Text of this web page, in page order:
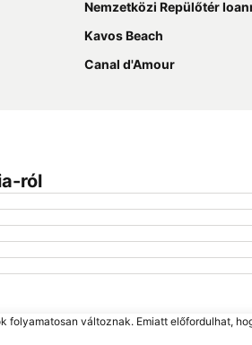
Nemzetközi Repülőtér Ioannis
Kavos Beach
Canal d'Amour
ról
változnak. Emiatt előfordulhat,